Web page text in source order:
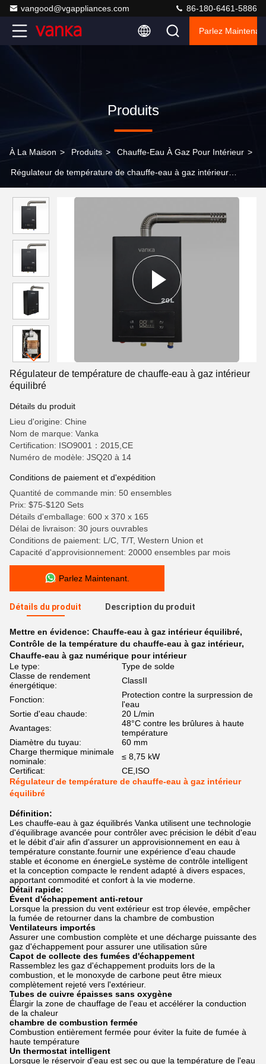
vangood@vgappliances.com 86-180-6461-5886
Parlez
Produits
À La Maison > Produits > Chauffe-Eau À Gaz Pour Intérieur >
Régulateur de température de chauffe-eau à gaz intérieur
Régulateur de température de chauffe-eau à gaz intérieur
équilibré
Détails du produit
Lieu d'origine: Chine
Nom de marque: Vanka
Certification: ISO9001：2015,CE
Numéro de modèle: JSQ20 à 14
Conditions de paiement et d'expédition
Quantité de commande min: 50 ensembles
Prix: $75-$120 Sets
Détails d'emballage: 600 x 370 x 165
Délai de livraison: 30 jours ouvrables
Conditions de paiement: L/C, T/T, Western Union et
Capacité d'approvisionnement: 20000 ensembles par mois
Parlez Maintenant.
Détails du produit Description du produit
Mettre en évidence: Chauffe-eau à gaz intérieur équilibré,
Contrôle de la température du chauffe-eau à gaz intérieur,
Chauffe-eau à gaz numérique pour intérieur
Le type:
Type de solde
Classe de rendement
énergétique:
ClassII
Fonction:
Protection contre la surpression de
l'eau
Sortie d'eau chaude:
20 L/min
Avantages:
48°C contre les brûlures à haute
température
Diamètre du tuyau:
60 mm
Charge thermique minimale
nominale:
≤ 8,75 kW
Certificat:
CE,ISO
Régulateur de température de chauffe-eau à gaz intérieur
équilibré
Définition:
Les chauffe-eau à gaz équilibrés Vanka utilisent une technologie
d'équilibrage avancée pour contrôler avec précision le débit d'eau
et le débit d'air afin d'assurer un approvisionnement en eau à
température constante.fournir une expérience d'eau chaude
stable et économe en énergieLe système de contrôle intelligent
et la conception compacte le rendent adapté à divers espaces,
apportant commodité et confort à la vie moderne.
Détail rapide:
Évent d'échappement anti-retour
Lorsque la pression du vent extérieur est trop élevée, empêcher
la fumée de retourner dans la chambre de combustion
Ventilateurs importés
Assurer une combustion complète et une décharge puissante des
gaz d'échappement pour assurer une utilisation sûre
Capot de collecte des fumées d'échappement
Rassemblez les gaz d'échappement produits lors de la
combustion, et le monoxyde de carbone peut être mieux
complètement rejeté vers l'extérieur.
Tubes de cuivre épaisses sans oxygène
Élargir la zone de chauffage de l'eau et accélérer la conduction
de la chaleur
chambre de combustion fermée
Combustion entièrement fermée pour éviter la fuite de fumée à
haute température
Un thermostat intelligent
Lorsque le réservoir d'eau est sec ou que la température de l'eau